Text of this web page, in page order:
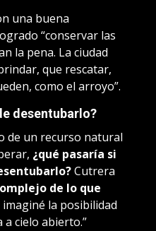
una buena
“conservar las
la pena. La ciudad
que rescatar,
como el arroyo”.
desentubarlo?
de un recurso natural
¿qué pasaría si
Cutrera
de lo que
la posibilidad
cielo abierto.”